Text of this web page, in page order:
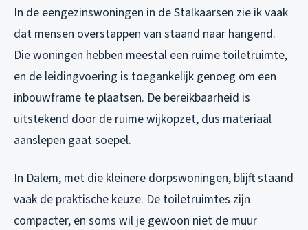
In de eengezinswoningen in de Stalkaarsen zie ik vaak
dat mensen overstappen van staand naar hangend.
Die woningen hebben meestal een ruime toiletruimte,
en de leidingvoering is toegankelijk genoeg om een
inbouwframe te plaatsen. De bereikbaarheid is
uitstekend door de ruime wijkopzet, dus materiaal
aanslepen gaat soepel.
In Dalem, met die kleinere dorpswoningen, blijft staand
vaak de praktische keuze. De toiletruimtes zijn
compacter, en soms wil je gewoon niet de muur